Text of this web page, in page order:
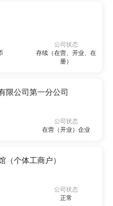
公司状态
存续（在营、开业、在
册）
限公司第一分公司
公司状态
在营（开业）企业
（个体工商户）
公司状态
正常